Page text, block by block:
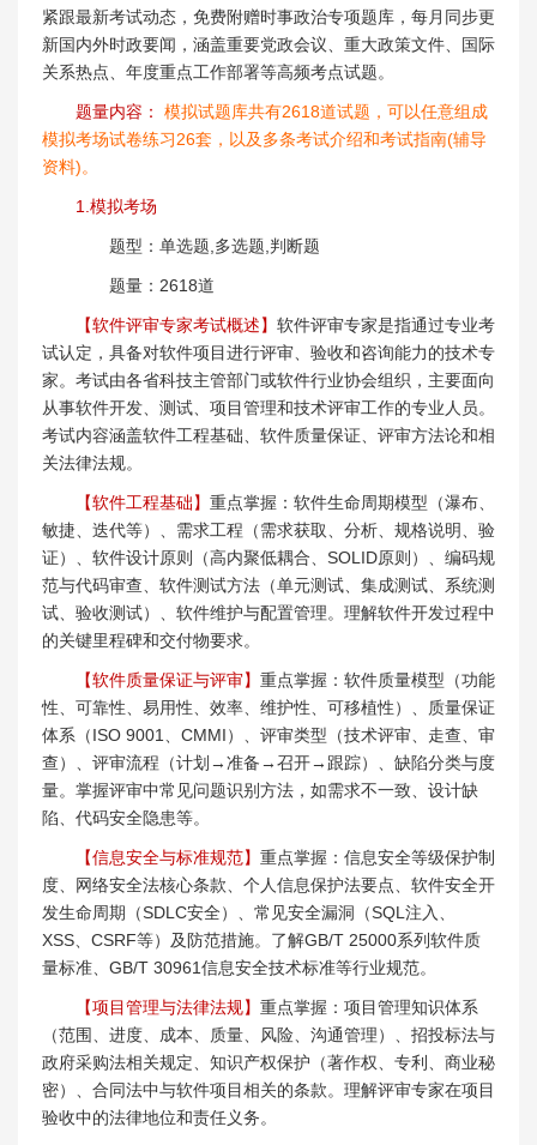
紧跟最新考试动态，免费附赠时事政治专项题库，每月同步更
新国内外时政要闻，涵盖重要党政会议、重大政策文件、国际
关系热点、年度重点工作部署等高频考点试题。
题量内容： 模拟试题库共有2618道试题，可以任意组成
模拟考场试卷练习26套，以及多条考试介绍和考试指南(辅导
资料)。
1.模拟考场
题型：单选题,多选题,判断题
题量：2618道
【软件评审专家考试概述】 软件评审专家是指通过专业考
试认定，具备对软件项目进行评审、验收和咨询能力的技术专
家。考试由各省科技主管部门或软件行业协会组织，主要面向
从事软件开发、测试、项目管理和技术评审工作的专业人员。
考试内容涵盖软件工程基础、软件质量保证、评审方法论和相
关法律法规。
【软件工程基础】 重点掌握：软件生命周期模型（瀑布、
敏捷、迭代等）、需求工程（需求获取、分析、规格说明、验
证）、软件设计原则（高内聚低耦合、SOLID原则）、编码规
范与代码审查、软件测试方法（单元测试、集成测试、系统测
试、验收测试）、软件维护与配置管理。理解软件开发过程中
的关键里程碑和交付物要求。
【软件质量保证与评审】 重点掌握：软件质量模型（功能
性、可靠性、易用性、效率、维护性、可移植性）、质量保证
体系（ISO 9001、CMMI）、评审类型（技术评审、走查、审
查）、评审流程（计划→准备→召开→跟踪）、缺陷分类与度
量。掌握评审中常见问题识别方法，如需求不一致、设计缺
陷、代码安全隐患等。
【信息安全与标准规范】 重点掌握：信息安全等级保护制
度、网络安全法核心条款、个人信息保护法要点、软件安全开
发生命周期（SDLC安全）、常见安全漏洞（SQL注入、
XSS、CSRF等）及防范措施。了解GB/T 25000系列软件质
量标准、GB/T 30961信息安全技术标准等行业规范。
【项目管理与法律法规】 重点掌握：项目管理知识体系
（范围、进度、成本、质量、风险、沟通管理）、招投标法与
政府采购法相关规定、知识产权保护（著作权、专利、商业秘
密）、合同法中与软件项目相关的条款。理解评审专家在项目
验收中的法律地位和责任义务。